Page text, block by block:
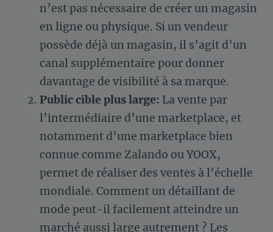
n’est pas nécessaire de créer un magasin
en ligne ou physique. Si un vendeur
possède déjà un magasin, il s’agit d’un
canal supplémentaire pour donner
davantage de visibilité à sa marque.
Public cible plus large: La vente par
l’intermédiaire d’une marketplace, et
notamment d’une marketplace bien
connue comme Zalando ou YOOX,
permet de réaliser des ventes à l’échelle
mondiale. Comment un détaillant de
mode peut-il facilement atteindre un
marché aussi large autrement ? Les